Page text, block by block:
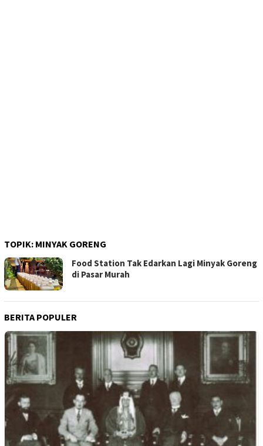
TOPIK: MINYAK GORENG
Food Station Tak Edarkan Lagi Minyak Goreng
di Pasar Murah
BERITA POPULER